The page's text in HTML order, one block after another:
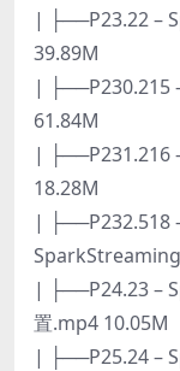
| ├──P23.22 –
39.89M
| ├──P230.215
61.84M
| ├──P231.216
18.28M
| ├──P232.518
| ├──P24.23 –
置.mp4 10.05M
| ├──P25.24 –